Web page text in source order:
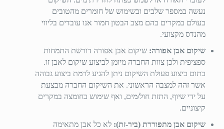
נעשה במספר שלבים ובשימוש של חומרים מהטובים
בעולם במקרים בהם מצב הבטון חמור אנו עובדים בליווי
מהנדס מקצועי.
שיקום אבן אפורה: שיקום אבן אפורה דורשת התמחות
ספציפית ולכן צוות החברה מיומן לביצוע שיקום לאבן זו.
בתום ביצוע פעולת השיקום ניתן להגיע לרמת ביצוע גבוהה
אשר זהה למצבה הראשוני. את השיקום החברה מבצעת
על ידי שיוף, התזת חול/מים, ואף שימוש בחומצה במקרים
קיצוניים.
שיקום אבן מתפוררת (ביר-זת): לא כל אבן מתאימה